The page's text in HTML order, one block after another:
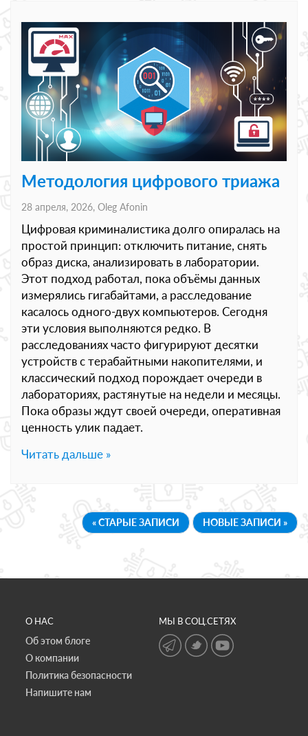
Методология цифрового триажа
28 апреля, 2026, Oleg Afonin
Цифровая криминалистика долго опиралась на
простой принцип: отключить питание, снять
образ диска, анализировать в лаборатории.
Этот подход работал, пока объёмы данных
измерялись гигабайтами, а расследование
касалось одного-двух компьютеров. Сегодня
эти условия выполняются редко. В
расследованиях часто фигурируют десятки
устройств с терабайтными накопителями, и
классический подход порождает очереди в
лабораториях, растянутые на недели и месяцы.
Пока образы ждут своей очереди, оперативная
ценность улик падает.
Читать дальше »
« СТАРЫЕ ЗАПИСИ НОВЫЕ ЗАПИСИ »
О НАС
Об этом блоге
О компании
Политика безопасности
Напишите нам
МЫ В СОЦ.СЕТЯХ